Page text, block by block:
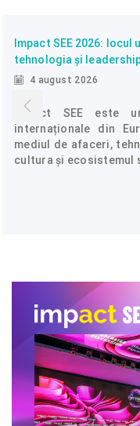
Impact SEE 2026:
tehnologia și
4 august 2026
Impact SEE este
internaționale din
mediul de afaceri,
cultura și ecosistemul